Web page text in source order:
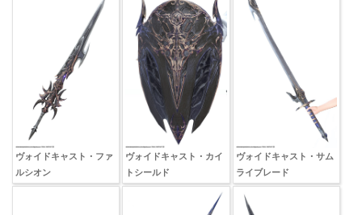
ヴォイドキャスト・ファ
ルシオン
ヴォイドキャスト・カイ
トシールド
ヴォイドキャスト・サム
ライブレード